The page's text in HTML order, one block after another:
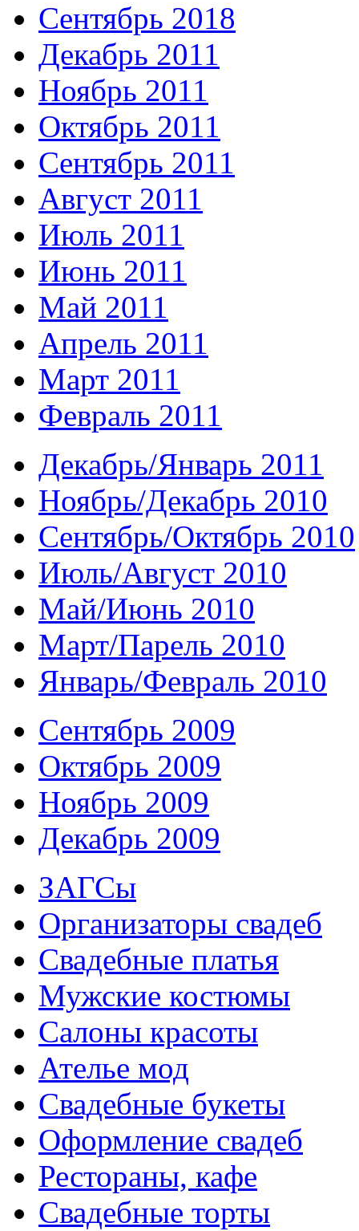
Сентябрь 2018
Декабрь 2011
Ноябрь 2011
Октябрь 2011
Сентябрь 2011
Август 2011
Июль 2011
Июнь 2011
Май 2011
Апрель 2011
Март 2011
Февраль 2011
Декабрь/Январь 2011
Ноябрь/Декабрь 2010
Сентябрь/Октябрь 2010
Июль/Август 2010
Май/Июнь 2010
Март/Парель 2010
Январь/Февраль 2010
Сентябрь 2009
Октябрь 2009
Ноябрь 2009
Декабрь 2009
ЗАГСы
Организаторы свадеб
Свадебные платья
Мужские костюмы
Cалоны красоты
Ателье мод
Свадебные букеты
Оформление свадеб
Рестораны, кафе
Свадебные торты